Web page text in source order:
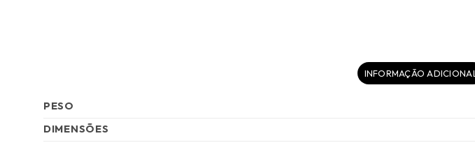
INFORMAÇÃO ADICIONAL
PESO
DIMENSÕES